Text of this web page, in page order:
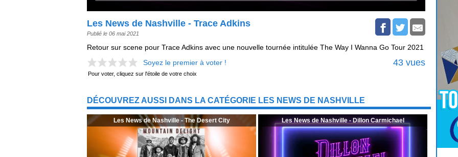
Les News de Nashville - Trace Adkins
Publié le 06 mai 2021
Retour sur scene pour Trace Adkins avec une nouvelle tournée intitulée The Way I Wanna Go Tour 2021
Soyez le premier à voter !
43 vues
Pour voter, cliquez sur l'étoile de votre choix
DÉCOUVREZ AUSSI DANS LA CATÉGORIE LES NEWS DE NASHVILLE
Les News de Nashville - The Desert City Les News de Nashville - Dillon Carmichael
PourJouer cliquez-ici